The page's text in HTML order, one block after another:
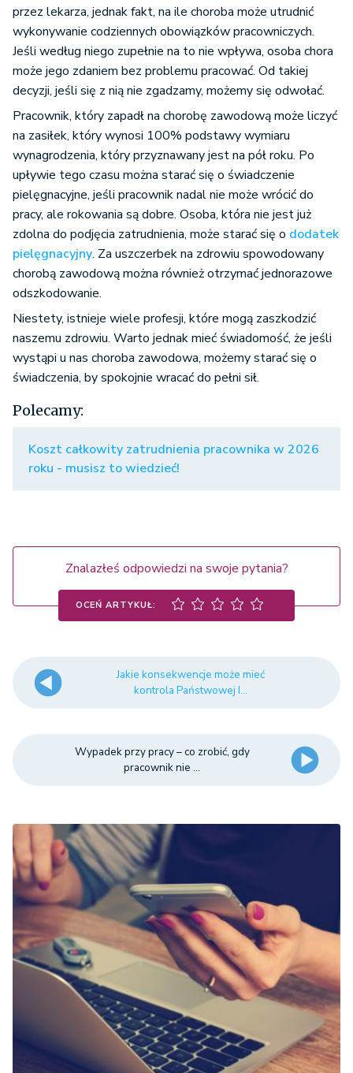
przez lekarza, jednak fakt, na ile choroba może utrudnić
wykonywanie codziennych obowiązków pracowniczych.
Jeśli według niego zupełnie na to nie wpływa, osoba chora
może jego zdaniem bez problemu pracować. Od takiej
decyzji, jeśli się z nią nie zgadzamy, możemy się odwołać.
Pracownik, który zapadł na chorobę zawodową może liczyć
na zasiłek, który wynosi 100% podstawy wymiaru
wynagrodzenia, który przyznawany jest na pół roku. Po
upływie tego czasu można starać się o świadczenie
pielęgnacyjne, jeśli pracownik nadal nie może wrócić do
pracy, ale rokowania są dobre. Osoba, która nie jest już
zdolna do podjęcia zatrudnienia, może starać się o dodatek
pielęgnacyjny. Za uszczerbek na zdrowiu spowodowany
chorobą zawodową można również otrzymać jednorazowe
odszkodowanie.
Niestety, istnieje wiele profesji, które mogą zaszkodzić
naszemu zdrowiu. Warto jednak mieć świadomość, że jeśli
wystąpi u nas choroba zawodowa, możemy starać się o
świadczenia, by spokojnie wracać do pełni sił.
Polecamy:
Koszt całkowity zatrudnienia pracownika w 2026
roku - musisz to wiedzieć!
Znalazłeś odpowiedzi na swoje pytania?
OCEŃ ARTYKUŁ:
Jakie konsekwencje może mieć
kontrola Państwowej I...
Wypadek przy pracy – co zrobić, gdy
pracownik nie ...